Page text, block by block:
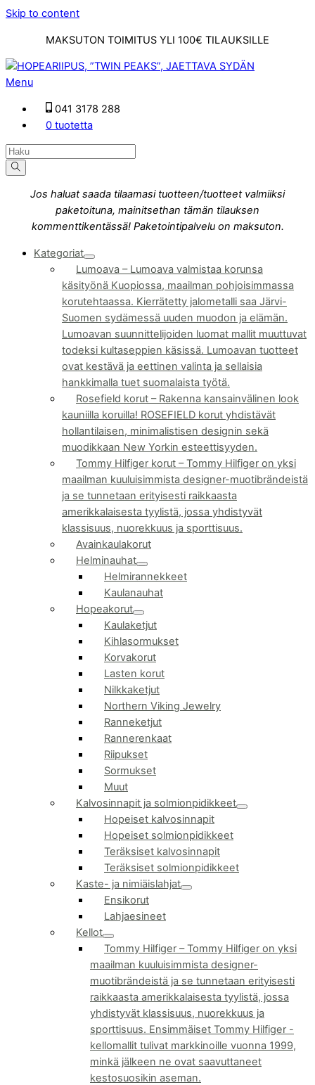
Skip to content
MAKSUTON TOIMITUS YLI 100€ TILAUKSILLE
Menu
041 3178 288
0 tuotetta
Jos haluat saada tilaamasi tuotteen/tuotteet valmiiksi
paketoituna, mainitsethan tämän tilauksen
kommenttikentässä! Paketointipalvelu on maksuton.
Kategoriat
Lumoava – Lumoava valmistaa korunsa
käsityönä Kuopiossa, maailman pohjoisimmassa
korutehtaassa. Kierrätetty jalometalli saa Järvi-
Suomen sydämessä uuden muodon ja elämän.
Lumoavan suunnittelijoiden luomat mallit muuttuvat
todeksi kultaseppien käsissä. Lumoavan tuotteet
ovat kestävä ja eettinen valinta ja sellaisia
hankkimalla tuet suomalaista työtä.
Rosefield korut – Rakenna kansainvälinen look
kauniilla koruilla! ROSEFIELD korut yhdistävät
hollantilaisen, minimalistisen designin sekä
muodikkaan New Yorkin esteettisyyden.
Tommy Hilfiger korut –Tommy Hilfiger on yksi
maailman kuuluisimmista designer-muotibrändeistä
ja se tunnetaan erityisesti raikkaasta
amerikkalaisesta tyylistä, jossa yhdistyvät
klassisuus, nuorekkuus ja sporttisuus.
Avainkaulakorut
Helminauhat
Helmirannekkeet
Kaulanauhat
Hopeakorut
Kaulaketjut
Kihlasormukset
Korvakorut
Lasten korut
Nilkkaketjut
Northern Viking Jewelry
Ranneketjut
Rannerenkaat
Riipukset
Sormukset
Muut
Kalvosinnapit ja solmionpidikkeet
Hopeiset kalvosinnapit
Hopeiset solmionpidikkeet
Teräksiset kalvosinnapit
Teräksiset solmionpidikkeet
Kaste- ja nimiäislahjat
Ensikorut
Lahjaesineet
Kellot
Tommy Hilfiger –Tommy Hilfiger on yksi
maailman kuuluisimmista designer-
muotibrändeistä ja se tunnetaan erityisesti
raikkaasta amerikkalaisesta tyylistä, jossa
yhdistyvät klassisuus, nuorekkuus ja
sporttisuus. Ensimmäiset Tommy Hilfiger -
kellomallit tulivat markkinoille vuonna 1999,
minkä jälkeen ne ovat saavuttaneet
kestosuosikin aseman.